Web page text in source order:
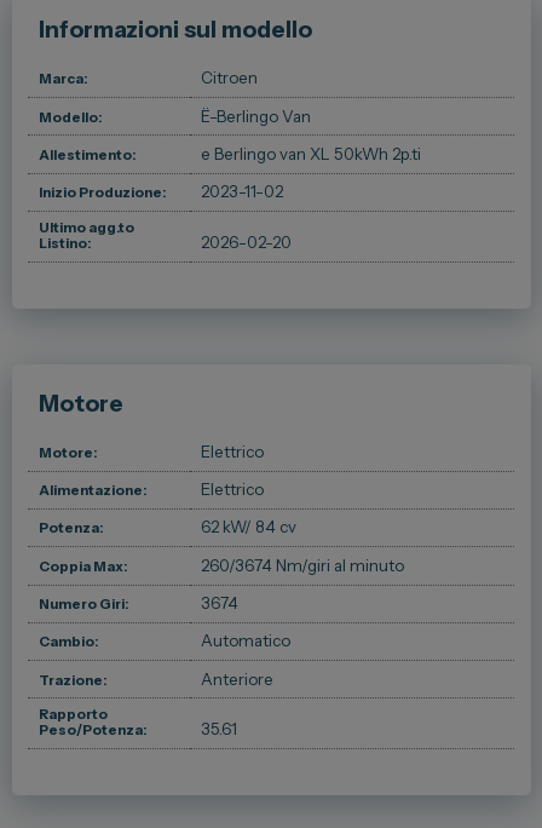
Spazio Campus
Lavora con noi
Servizio Clienti
Telefono Vendita
011 22 51 711
011 22 51 737
Informazioni sul modello
Marca: Citroen
Modello: Ë-Berlingo Van
Allestimento: e Berlingo van XL 50kWh 2p.ti
Inizio Produzione: 2023-11-02
Ultimo agg.to
Listino:
2026-02-20
Motore
Motore: Elettrico
Alimentazione: Elettrico
Potenza: 62 kW/ 84 cv
Coppia Max: 260/3674 Nm/giri al minuto
Numero Giri: 3674
Cambio: Automatico
Trazione: Anteriore
Rapporto
Peso/Potenza:
35.61